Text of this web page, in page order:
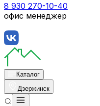
8 930 270-10-40
офис менеджер
Каталог
Дзержинск